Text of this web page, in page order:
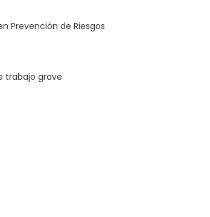
Prevención de Riesgos
trabajo grave